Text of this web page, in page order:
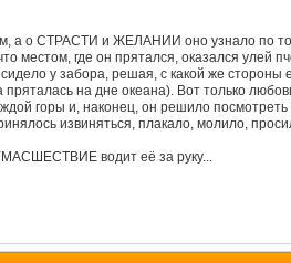
а о СТРАСТИ и ЖЕЛАНИИ оно узнало
где он прятался, оказался улей
у забора, решая, с какой же стороны
на дне океана). Вот только
и, наконец, он решило посмотреть в
извиняться, плакало, молило,
водит её за руку...